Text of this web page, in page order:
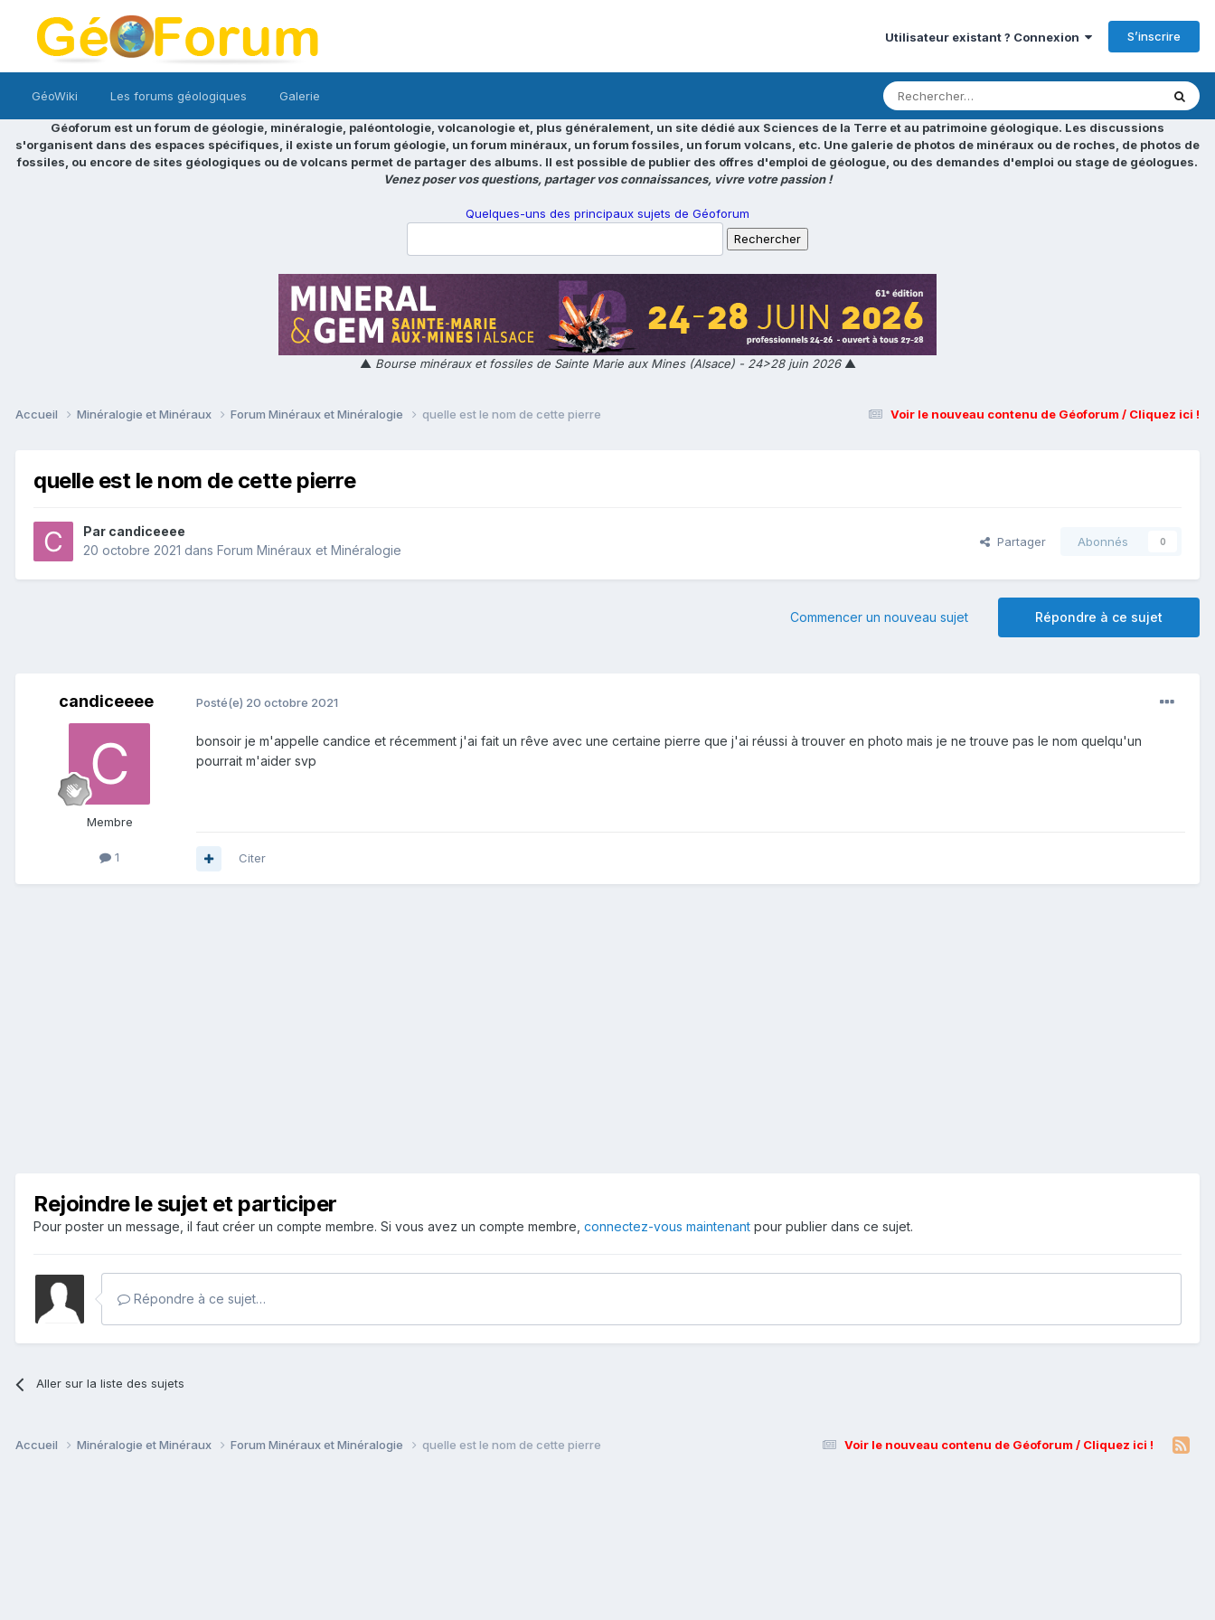
Utilisateur existant ? Connexion S’inscrire
GéoWiki Les forums géologiques Galerie
Géoforum est un forum de géologie, minéralogie, paléontologie, volcanologie et, plus généralement, un site dédié aux Sciences de la Terre et au patrimoine géologique. Les discussions
s'organisent dans des espaces spécifiques, il existe un forum géologie, un forum minéraux, un forum fossiles, un forum volcans, etc. Une galerie de photos de minéraux ou de roches, de photos de
fossiles, ou encore de sites géologiques ou de volcans permet de partager des albums. Il est possible de publier des offres d'emploi de géologue, ou des demandes d'emploi ou stage de géologues.
Venez poser vos questions, partager vos connaissances, vivre votre passion !
Quelques-uns des principaux sujets de Géoforum
▲ Bourse minéraux et fossiles de Sainte Marie aux Mines (Alsace) - 24>28 juin 2026▲
Voir le nouveau contenu de Géoforum / Cliquez ici !
Accueil Minéralogie et Minéraux Forum Minéraux et Minéralogie quelle est le nom de cette pierre
quelle est le nom de cette pierre
Par candiceeee
20 octobre 2021 dans Forum Minéraux et Minéralogie
Partager Abonnés 0
Répondre à ce sujet
Commencer un nouveau sujet
candiceeee
Membre
1
Posté(e) 20 octobre 2021
bonsoir je m'appelle candice et récemment j'ai fait un rêve avec une certaine pierre que j'ai réussi à trouver en photo mais je ne trouve pas le nom quelqu'un
pourrait m'aider svp
Citer
Rejoindre le sujet et participer
Pour poster un message, il faut créer un compte membre. Si vous avez un compte membre, connectez-vous maintenant pour publier dans ce sujet.
Répondre à ce sujet…
Aller sur la liste des sujets
Voir le nouveau contenu de Géoforum / Cliquez ici !
Accueil Minéralogie et Minéraux Forum Minéraux et Minéralogie quelle est le nom de cette pierre